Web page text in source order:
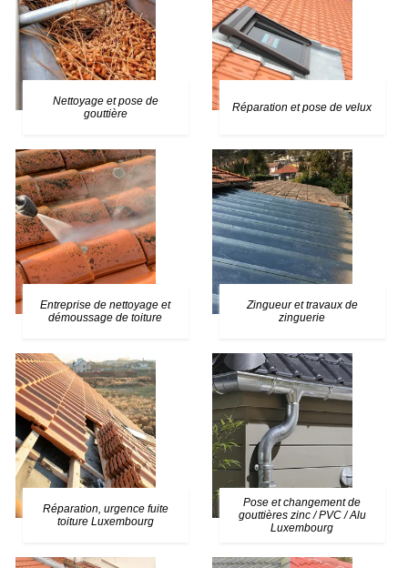
Nettoyage et pose de
gouttière
Réparation et pose de velux
Entreprise de nettoyage et
démoussage de toiture
Zingueur et travaux de
zinguerie
Réparation, urgence fuite
toiture Luxembourg
Pose et changement de
gouttières zinc / PVC / Alu
Luxembourg